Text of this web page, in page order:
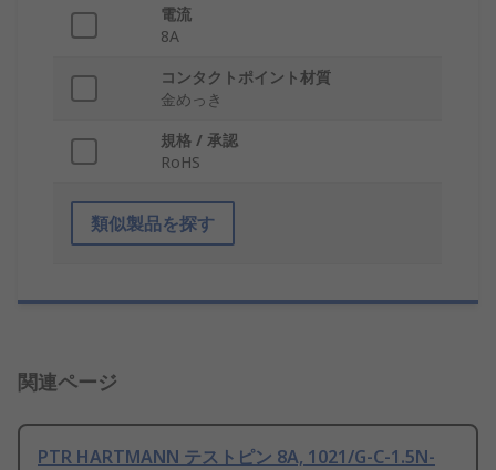
電流
8A
コンタクトポイント材質
金めっき
規格 / 承認
RoHS
類似製品を探す
関連ページ
PTR HARTMANN テストピン 8A, 1021/G-C-1.5N-